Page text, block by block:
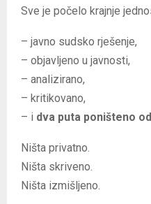
Sve je počelo krajnje
– javno sudsko rješenje,
– objavljeno u javnosti,
– analizirano,
– kritikovano,
– i dva puta poništeno
Ništa privatno.
Ništa skriveno.
Ništa izmišljeno.